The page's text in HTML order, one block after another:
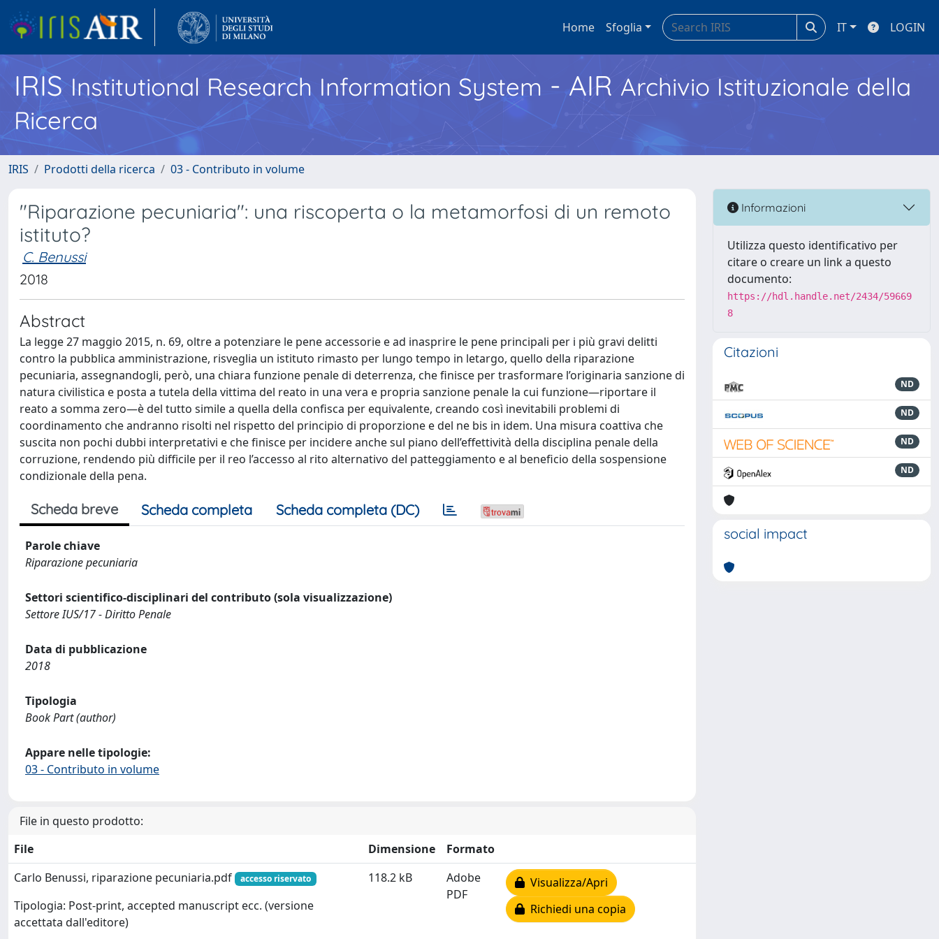
Home Sfoglia IT LOGIN
IRISInstitutional Research Information System - AIR Archivio Istituzionale della
Ricerca
IRIS Prodotti della ricerca 03 - Contributo in volume
"Riparazione pecuniaria": una riscoperta o la metamorfosi di un remoto
istituto?
C. Benussi
2018
Abstract
La legge 27 maggio 2015, n. 69, oltre a potenziare le pene accessorie e ad inasprire le pene principali per i più gravi delitti
contro la pubblica amministrazione, risveglia un istituto rimasto per lungo tempo in letargo, quello della riparazione
pecuniaria, assegnandogli, però, una chiara funzione penale di deterrenza, che finisce per trasformare l’originaria sanzione di
natura civilistica e posta a tutela della vittima del reato in una vera e propria sanzione penale la cui funzione—riportare il
reato a somma zero—è del tutto simile a quella della confisca per equivalente, creando così inevitabili problemi di
coordinamento che andranno risolti nel rispetto del principio di proporzione e del ne bis in idem. Una misura coattiva che
suscita non pochi dubbi interpretativi e che finisce per incidere anche sul piano dell’effettività della disciplina penale della
corruzione, rendendo più difficile per il reo l’accesso al rito alternativo del patteggiamento e al beneficio della sospensione
condizionale della pena.
Scheda breve Scheda completa Scheda completa (DC)
Parole chiave
Riparazione pecuniaria
Settori scientifico-disciplinari del contributo (sola visualizzazione)
Settore IUS/17 - Diritto Penale
Data di pubblicazione
2018
Tipologia
Book Part (author)
Appare nelle tipologie:
03 - Contributo in volume
File in questo prodotto:
File
Dimensione
Formato
Carlo Benussi, riparazione pecuniaria.pdf
accesso riservato
Tipologia: Post-print, accepted manuscript ecc. (versione
accettata dall'editore)
118.2 kB
Adobe
PDF
Visualizza/Apri
Richiedi una copia
Informazioni
Utilizza questo identificativo per
citare o creare un link a questo
documento:
https://hdl.handle.net/2434/59669
8
Citazioni
ND
ND
ND
ND
social impact